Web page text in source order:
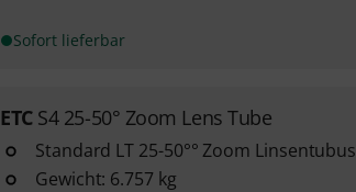
Sofort lieferbar
ETC S4 25-50° Zoom Lens Tube
Standard LT 25-50°° Zoom Linsentubus
Gewicht: 6.757 kg